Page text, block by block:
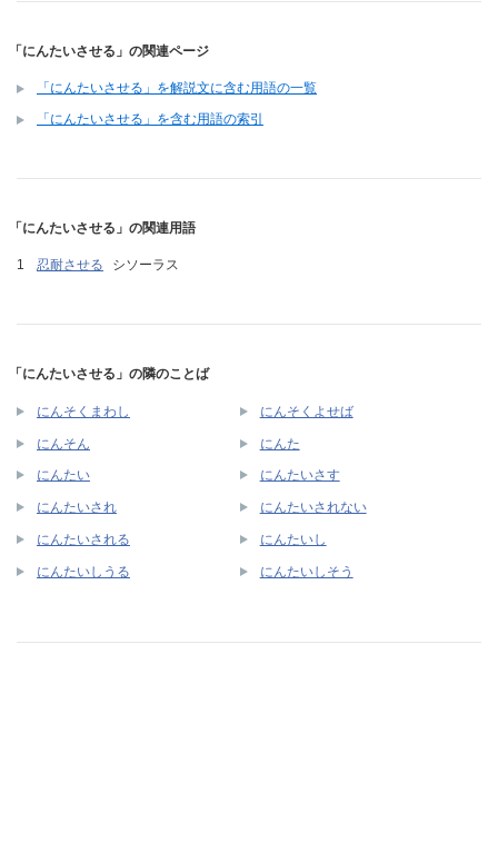
「にんたいさせる」の関連ページ
「にんたいさせる」を解説文に含む用語の一覧
「にんたいさせる」を含む用語の索引
「にんたいさせる」の関連用語
忍耐させる シソーラス
「にんたいさせる」の隣のことば
にんそくまわし にんそくよせば
にんそん にんた
にんたい にんたいさす
にんたいされ にんたいされない
にんたいされる にんたいし
にんたいしうる にんたいしそう